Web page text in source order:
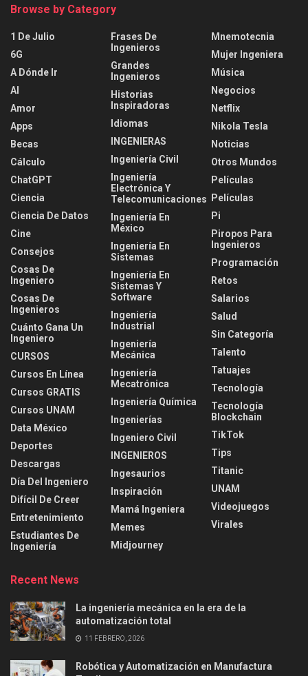
Browse by Category
1 De Julio
6G
A Dónde Ir
AI
Amor
Apps
Becas
Cálculo
ChatGPT
Ciencia
Ciencia De Datos
Cine
Consejos
Cosas De
Ingeniero
Cosas De
Ingenieros
Cuánto Gana Un
Ingeniero
CURSOS
Cursos En Línea
Cursos GRATIS
Cursos UNAM
Data México
Deportes
Descargas
Día Del Ingeniero
Difícil De Creer
Entretenimiento
Estudiantes De
Ingeniería
Frases De
Ingenieros
Grandes
Ingenieros
Historias
Inspiradoras
Idiomas
INGENIERAS
Ingeniería Civil
Ingeniería
Electrónica Y
Telecomunicaciones
Ingeniería En
México
Ingeniería En
Sistemas
Ingeniería En
Sistemas Y
Software
Ingeniería
Industrial
Ingeniería
Mecánica
Ingeniería
Mecatrónica
Ingeniería Química
Ingenierías
Ingeniero Civil
INGENIEROS
Ingesaurios
Inspiración
Mamá Ingeniera
Memes
Midjourney
Mnemotecnia
Mujer Ingeniera
Música
Negocios
Netflix
Nikola Tesla
Noticias
Otros Mundos
Películas
Películas
Pi
Piropos Para
Ingenieros
Programación
Retos
Salarios
Salud
Sin Categoría
Talento
Tatuajes
Tecnología
Tecnología
Blockchain
TikTok
Tips
Titanic
UNAM
Videojuegos
Virales
Recent News
La ingeniería mecánica en la era de la
automatización total
11 FEBRERO, 2026
Robótica y Automatización en Manufactura